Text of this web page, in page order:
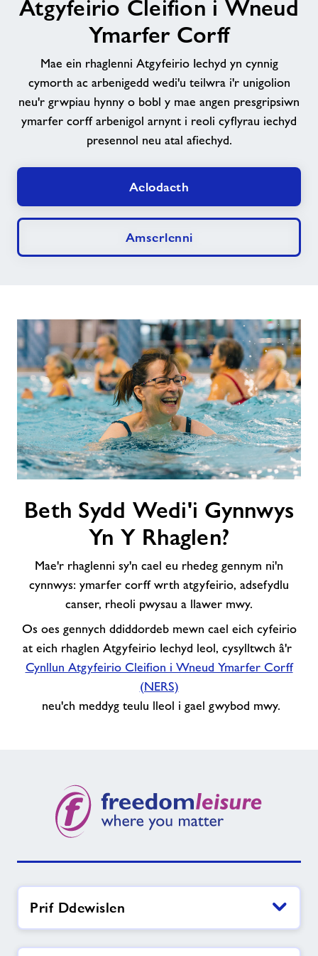
Newyddion
Cysylltwch â ni
Swyddi
Latest News
Prisiau
Swyddi
Atgyfeirio Cleifion i Wneud
Ymarfer Corff
Mae ein rhaglenni Atgyfeirio Iechyd yn cynnig
cymorth ac arbenigedd wedi'u teilwra i'r unigolion
neu'r grwpiau hynny o bobl y mae angen presgripsiwn
ymarfer corff arbenigol arnynt i reoli cyflyrau iechyd
presennol neu atal afiechyd.
Aelodaeth
Amserlenni
Sydd
Wedi'i
Rhaglen?
Beth Sydd Wedi'i Gynnwys
Yn Y Rhaglen?
Mae'r rhaglenni sy'n cael eu rhedeg gennym ni'n
cynnwys: ymarfer corff wrth atgyfeirio, adsefydlu
canser, rheoli pwysau a llawer mwy.
Os oes gennych ddiddordeb mewn cael eich cyfeirio
at eich rhaglen Atgyfeirio Iechyd leol, cysylltwch â'r
Cynllun Atgyfeirio Cleifion i Wneud Ymarfer Corff
(NERS)
neu'ch meddyg teulu lleol i gael gwybod mwy.
Prif Ddewislen